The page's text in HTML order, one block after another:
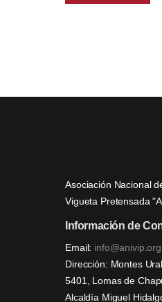
Asociación Nacional
Vigueta Pretensada
Información de
Email:
Dirección: Montes
5401, Lomas de
Alcaldía Miguel